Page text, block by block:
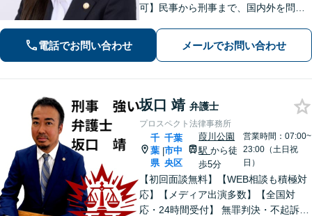
可】民事から刑事まで、国内外を問わ
タル証拠・資産対応】ソーシャルワー
カー兼司法書士と連携【法テラス・WE
電話でお問い合わせ メールでお問い合わせ
坂口 靖 弁護士
プロスペクト法律事務所
千
葉
県
|
千葉
市中
央区
葭川公園
駅から徒
歩5分
営業時間：07:00~
23:00（土日祝
日）
【初回面談無料】【WEB相談も積極対
応】【メディア出演多数】【全国対
応・24時間受付】 無罪判決・不起訴多